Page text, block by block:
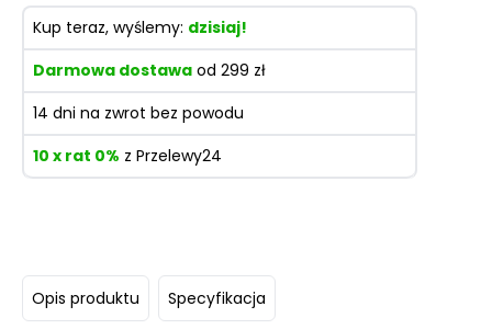
Opis produktu Specyfikacja
Kup teraz, wyślemy: dzisiaj!
Darmowa dostawa od 299 zł
14 dni na zwrot bez powodu
10 x rat 0% z Przelewy24